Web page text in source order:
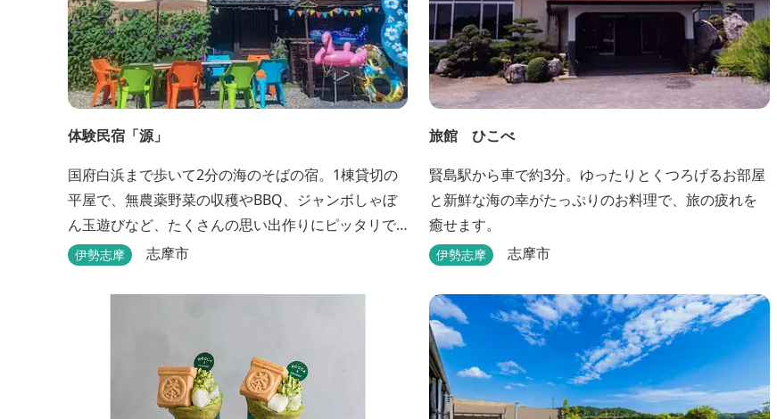
体験民宿「源」
国府白浜まで歩いて2分の海のそばの宿。1棟貸切の
平屋で、無農薬野菜の収穫やBBQ、ジャンボしゃぼ
ん玉遊びなど、たくさんの思い出作りにピッタリで
す。
伊勢志摩 志摩市
旅館 ひこべ
賢島駅から車で約3分。ゆったりとくつろげるお部屋
と新鮮な海の幸がたっぷりのお料理で、旅の疲れを
癒せます。
伊勢志摩 志摩市